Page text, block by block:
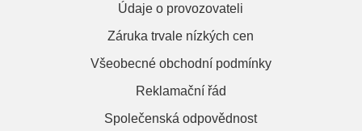
Údaje o provozovateli
Záruka trvale nízkých cen
Všeobecné obchodní podmínky
Reklamační řád
Společenská odpovědnost